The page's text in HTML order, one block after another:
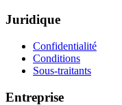
Juridique
Confidentialité
Conditions
Sous-traitants
Entreprise